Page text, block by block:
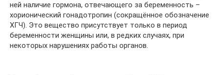
ней наличие гормона, отвечающего за беременность –
хорионический гонадотропин (сокращённое обозначение
ХГЧ). Это вещество присутствует только в период
беременности женщины или, в редких случаях, при
некоторых нарушениях работы органов.